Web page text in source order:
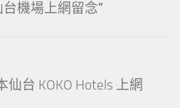
台機場上網留念”
仙台 KOKO Hotels 上網